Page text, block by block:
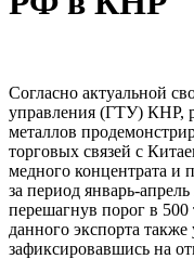
Согласно актуальной
управления (ГТУ) КНР,
металлов
торговых связей с
медного концентрата и
за период январь-
перешагнув порог в
данного экспорта
зафиксировавшись на